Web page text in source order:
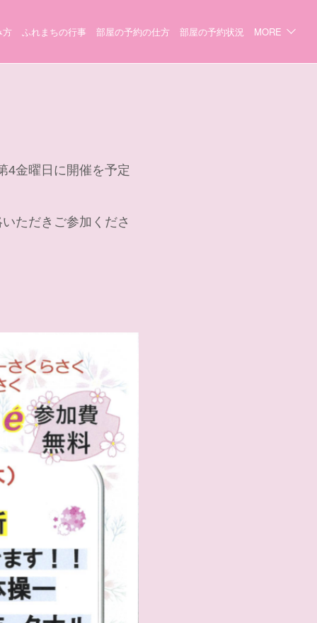
方 ふれまちの行事 部屋の予約の仕方 部屋の予約状況 MORE
4金曜日に開催を予定
ただきご参加くださ